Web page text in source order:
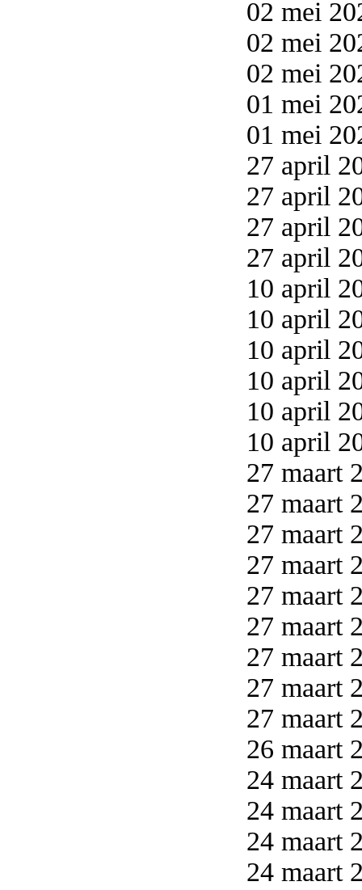
02 mei
02 mei
02 mei
01 mei
01 mei
27 april
27 april
27 april
27 april
10 april
10 april
10 april
10 april
10 april
10 april
27 maart
27 maart
27 maart
27 maart
27 maart
27 maart
27 maart
27 maart
27 maart
26 maart
24 maart
24 maart
24 maart
24 maart